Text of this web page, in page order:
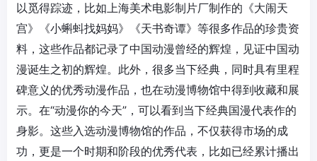
以觅得踪迹，比如上海美术电影制片厂制作的《大闹天
宫》《小蝌蚪找妈妈》《天书奇谭》等很多作品的珍贵资
料，这些作品都记录了中国动漫曾经的辉煌，见证中国动
漫诞生之初的辉煌。此外，很多当下经典，同时具有里程
碑意义的优秀动漫作品，也在动漫博物馆中得到收藏和展
示。在“动漫你的今天”，可以看到当下经典国漫代表作的
身影。这些入选动漫博物馆的作品，不仅获得市场的成
功，更是一个时期和阶段的优秀代表，比如已经累计播出